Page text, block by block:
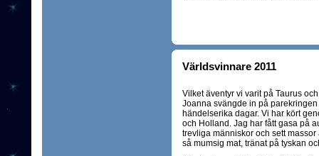
Världsvinnare 2011
Vilket äventyr vi varit på Taurus
Joanna svängde in på
händelserika dagar. Vi har kört
och Holland. Jag har fått gasa på
trevliga människor och sett
så mumsig mat, tränat på tyskan